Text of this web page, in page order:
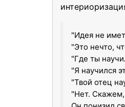
"Идея не
"Это нечто,
"Где ты
"Я научился
"Твой отец
"Нет. Скажем,